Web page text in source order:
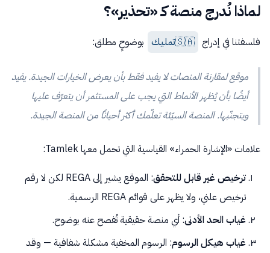
لماذا نُدرج منصة كـ «تحذير»؟
فلسفتنا في إدراج 🇸🇦تمليك بوضوحٍ مطلق:
موقع لمقارنة المنصات لا يفيد فقط بأن يعرض الخيارات الجيدة. يفيد
أيضًا بأن يُظهر الأنماط التي يجب على المستثمر أن يتعرّف عليها
ويتجنّبها. المنصة السيّئة تعلّمك أكثر أحيانًا من المنصة الجيدة.
علامات «الإشارة الحمراء» القياسية التي تحمل معها Tamlek:
ترخيص غير قابل للتحقق
: الموقع يشير إلى REGA لكن لا رقم
ترخيص علني، ولا يظهر على قوائم REGA الرسمية.
غياب الحد الأدنى: أي منصة حقيقية تُفصح عنه بوضوح.
غياب هيكل الرسوم: الرسوم المخفية مشكلة شفافية — وقد